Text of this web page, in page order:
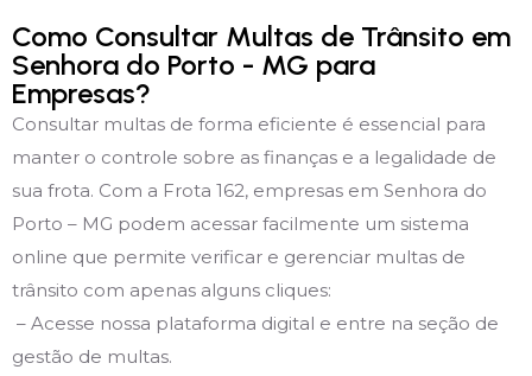
Como Consultar Multas de Trânsito em
Senhora do Porto - MG para
Empresas?
Consultar multas de forma eficiente é essencial para
manter o controle sobre as finanças e a legalidade de
sua frota. Com a Frota 162, empresas em Senhora do
Porto – MG podem acessar facilmente um sistema
online que permite verificar e gerenciar multas de
trânsito com apenas alguns cliques:
– Acesse nossa plataforma digital e entre na seção de
gestão de multas.